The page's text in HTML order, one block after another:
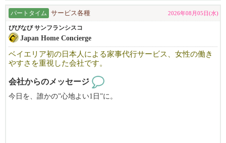
様々な用途に日本らしい繊細なデザインでお花をご用意致しま
す。
パートタイム サービス各種 2026年08月05日(水)
びびなび サンフランシスコ
Japan Home Concierge
ベイエリア初の日本人による家事代行サービス、女性の働き
やすさを重視した会社です。
会社からのメッセージ
今日を、誰かの”心地よい1日”に。